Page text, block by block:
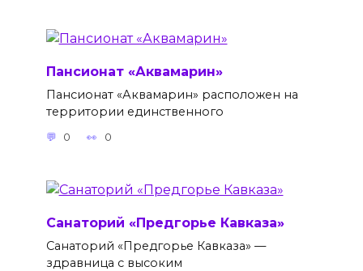
Пансионат «Аквамарин»
Пансионат «Аквамарин» расположен на
территории единственного
0 0
Санаторий «Предгорье Кавказа»
Санаторий «Предгорье Кавказа» —
здравница с высоким